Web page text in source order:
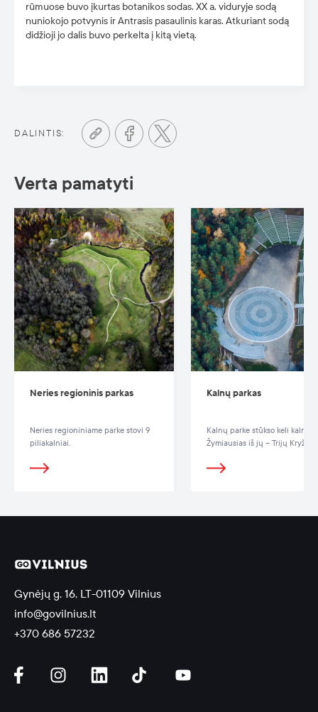
rūmuose buvo įkurtas botanikos sodas. XX a. viduryje sodą
nuniokojo potvynis ir Antrasis pasaulinis karas. Atkuriant sodą
didžioji jo dalis buvo perkelta į kitą vietą.
DALINTIS:
Verta pamatyti
Neries regioninis parkas
Neries regioniniame parke stovi 9
piliakalniai.
Kalnų parkas
Kalnų parke stūkso keli kalnai.
Žymiausias iš jų – Trijų Kryžių
Gynėjų g. 16, LT-01109 Vilnius
info@govilnius.lt
+370 686 57232